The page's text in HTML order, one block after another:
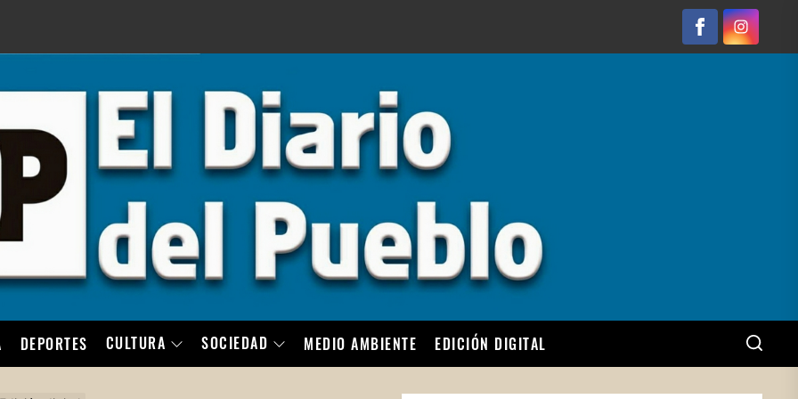
FacebookInstagram
DEPORTES CULTURA SOCIEDAD MEDIO AMBIENTE EDICIÓN DIGITAL